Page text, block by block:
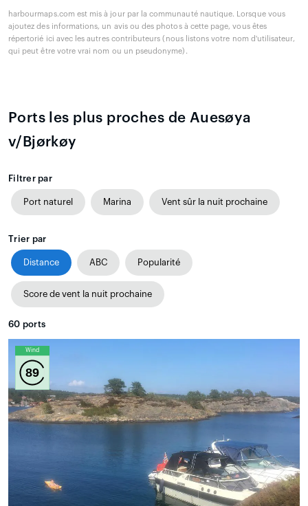
harbourmaps.com est mis à jour par la communauté nautique. Lorsque vous
ajoutez des informations, un avis ou des photos à cette page, vous êtes
répertorié ici avec les autres contributeurs (nous listons votre nom d'utilisateur,
qui peut être votre vrai nom ou un pseudonyme).
Ports les plus proches de Auesøya
v/Bjørkøy
Filtrer par
Port naturel Marina Vent sûr la nuit prochaine
Trier par
Distance ABC Popularité
Score de vent la nuit prochaine
60 ports
Wind
89